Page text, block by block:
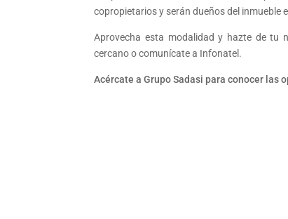
copropietarios y serán dueños del inmueble
Aprovecha esta modalidad y hazte de tu
cercano o comunícate a Infonatel.
Acércate a Grupo Sadasi para conocer las